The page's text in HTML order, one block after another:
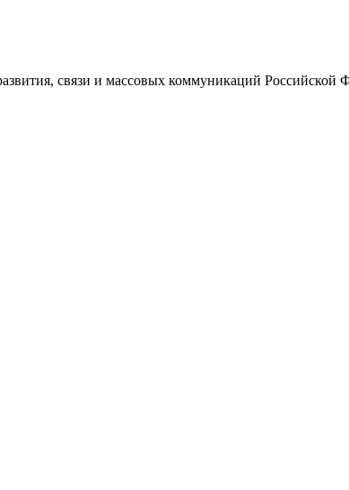
связи и массовых коммуникаций Российской